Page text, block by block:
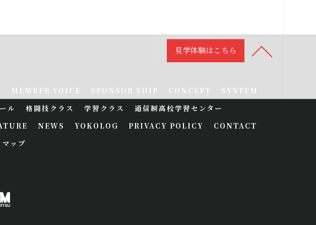
見学体験はこちら
MEMBER VOICE SPONSOR SHIP CONCEPT
SYSTEM
ル 格闘技クラス 学習クラス
通信制高校学習センター
NEWS YOKOLOG PRIVACY POLICY
CONTACT
ップ